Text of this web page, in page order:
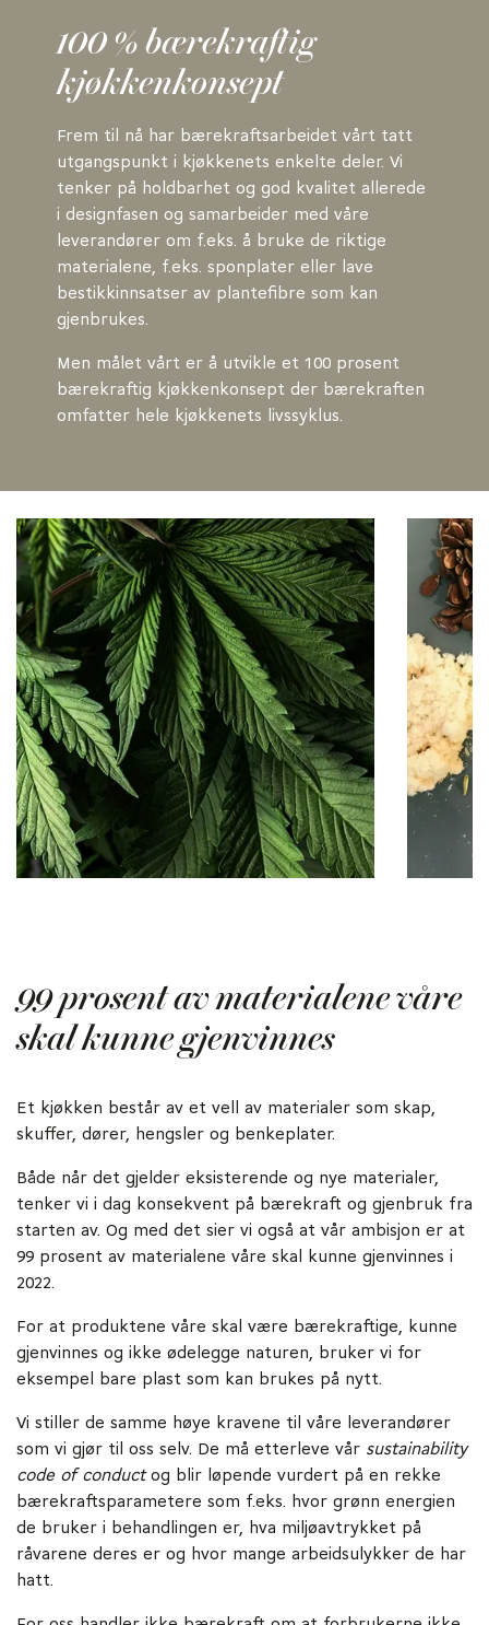
100 % bærekraftig
kjøkkenkonsept
Frem til nå har bærekraftsarbeidet vårt tatt
utgangspunkt i kjøkkenets enkelte deler. Vi
tenker på holdbarhet og god kvalitet allerede
i designfasen og samarbeider med våre
leverandører om f.eks. å bruke de riktige
materialene, f.eks. sponplater eller lave
bestikkinnsatser av plantefibre som kan
gjenbrukes.
Men målet vårt er å utvikle et 100 prosent
bærekraftig kjøkkenkonsept der bærekraften
omfatter hele kjøkkenets livssyklus.
99 prosent av materialene våre
skal kunne gjenvinnes
Et kjøkken består av et vell av materialer som skap,
skuffer, dører, hengsler og benkeplater.
Både når det gjelder eksisterende og nye materialer,
tenker vi i dag konsekvent på bærekraft og gjenbruk fra
starten av. Og med det sier vi også at vår ambisjon er at
99 prosent av materialene våre skal kunne gjenvinnes i
2022.
For at produktene våre skal være bærekraftige, kunne
gjenvinnes og ikke ødelegge naturen, bruker vi for
eksempel bare plast som kan brukes på nytt.
Vi stiller de samme høye kravene til våre leverandører
som vi gjør til oss selv. De må etterleve vår sustainability
code of conductog blir løpende vurdert på en rekke
bærekraftsparametere som f.eks. hvor grønn energien
de bruker i behandlingen er, hva miljøavtrykket på
råvarene deres er og hvor mange arbeidsulykker de har
hatt.